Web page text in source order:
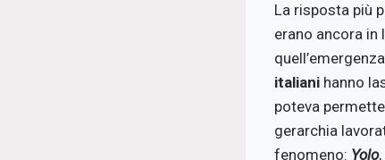
La risposta più
erano ancora
italiani hanno
poteva
gerarchia
fenomeno: Yolo,